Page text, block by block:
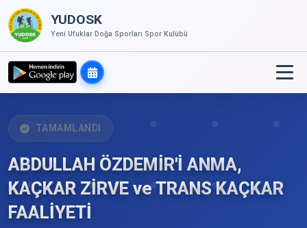
YUDOSK
Yeni Ufuklar Doğa Sporları Spor Kulübü
TAMAMLANDI
ABDULLAH ÖZDEMİR'İ ANMA,
KAÇKAR ZİRVE ve TRANS KAÇKAR
FAALİYETİ